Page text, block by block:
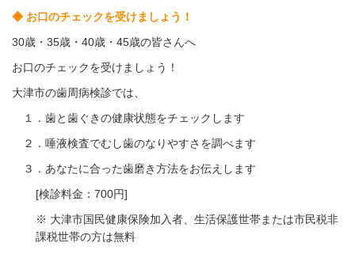
◆ お口のチェックを受けましょう！
30歳・35歳・40歳・45歳の皆さんへ
お口のチェックを受けましょう！
大津市の歯周病検診では、
１．歯と歯ぐきの健康状態をチェックします
２．唾液検査でむし歯のなりやすさを調べます
３．あなたに合った歯磨き方法をお伝えします
[検診料金：700円]
※ 大津市国民健康保険加入者、生活保護世帯または市民税非
課税世帯の方は無料